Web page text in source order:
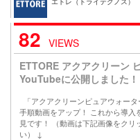
82 VIEWS
ETTORE アクアクリーン
YouTubeに公開しました！
「アクアクリーンピュアウォー
手順動画をアップ！ これから導入
見です！ （動画は下記画像をクリ
い） ↓